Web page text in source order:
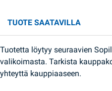
TUOTE SAATAVILLA
Tuotetta löytyy seuraavien
valikoimasta. Tarkista
yhteyttä kauppiaaseen.